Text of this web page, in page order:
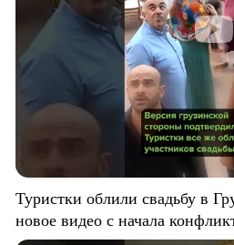
Туристки облили свадьбу в
новое видео с начала